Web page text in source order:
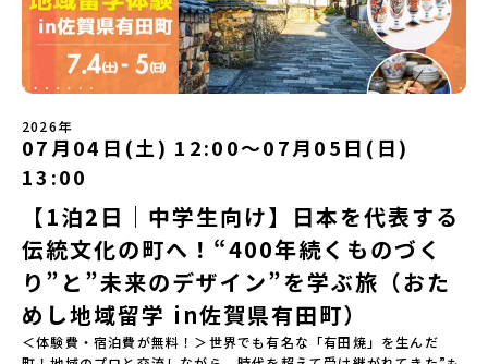
「圧倒的な感動」！教科書を読むだけじゃわからない、その地域な
らではの大自然や歴史を「五感」でフル体験！カヌーに乗ったり、
伝統文化に触れたり、本物の冒険が待っています！🔥 ②「初めまし
て」が「一生の友達」に変わる！全国から「新しいことに挑戦した
い！」「今の自分を変えたい！」と思っている同世代の中学生が大
集合！地元の高校生と一緒にご飯を食べて語り合えば、たった数日
で最高の仲間になる！🔥 ③宿泊費・体験費はなんと【無料】！親元
を離れる初めての一人旅でも大丈夫。頼れるスタッフがしっかりサ
ポートするので安心・安全です！ーーーーーーーーーーーーーーー
ーーーーーーーーー📺 全体オンライン説明会（アーカイブ配信）
2026年4月22日に開催された説明会の録画をご覧いただけます。こ
の動画を見れば、あなたの「なんとなく不安」が「絶対に行ってみ
たい！」に変わるはず💡お家からリラックスして視聴してみてくだ
さいね😊▶︎全体説明会のアーカイブはこちら（アーカイブを視聴す
る）YouTube：https://youtu.be/Yt8nd04aNgA?
si=e5erbspvwz5O8_uF【アーカイブ内容】・おためし地域留学の
魅力・メリット・2026年度、日本全国20以上の対象地域について・
2026年
07月04日(土) 12:00〜07月05日(日)
13:00
【1泊2日｜中学生向け】日本を代表する
伝統文化の町へ！“400年続くものづく
り”と”未来のデザイン”を学ぶ旅（おた
めし地域留学 in佐賀県有田町）
＜体験費・宿泊費が無料！＞世界でも有名な「有田焼」を生んだ